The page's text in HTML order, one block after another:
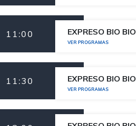
11:00 EXPRESO BIO BIO
VER PROGRAMAS
11:30 EXPRESO BIO BIO
VER PROGRAMAS